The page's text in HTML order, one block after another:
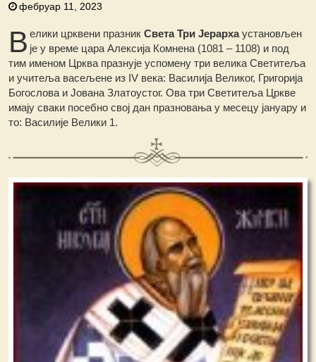
фебруар 11, 2023
В елики црквени празникСвета Три Јерархаустановљен
је у време цара Алексија Комнена (1081 – 1108) и под
тим именом Црква празнује успомену три велика Светитеља
и учитеља васељене из IV века: Василија Великог, Григорија
Богослова и Јована Златоустог. Ова три Светитеља Цркве
имају сваки посебно свој дан празновања у месецу јануару и
то: Василије Велики 1.